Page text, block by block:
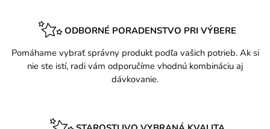
ODBORNÉ PORADENSTVO PRI VÝBERE
Pomáhame vybrať správny produkt podľa vašich potrieb. Ak si
nie ste istí, radi vám odporučíme vhodnú kombináciu aj
dávkovanie.